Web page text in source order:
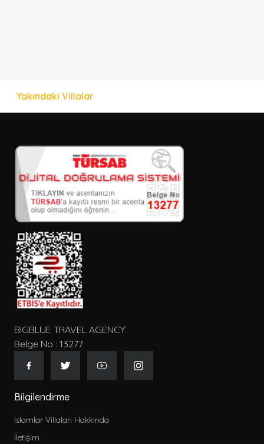
Yakındaki Villalar
BIGBLUE TRAVEL AGENCY
Belge No : 13277
Bilgilendirme
İslamlar Villaları Hakkında
İletişim